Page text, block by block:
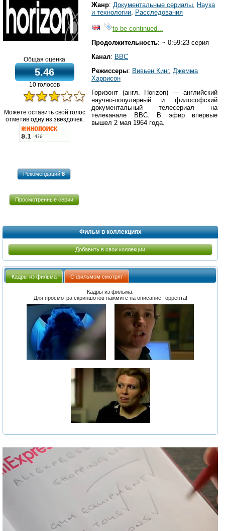
Общая оценка
5.46
10 голосов
Можете оставить свой голос
отметив одну из звездочек.
Рекомендаций8
Просмотренные серии
Жанр: Документальные сериалы Наука
и технологии Расследования
to be continued...
Продолжительность: ~ 0:59:23 серия
Канал: BBC
Режиссеры: Вивьен Кинг, Джемма
Харрисон
Горизонт (англ. Horizon) — английский
научно-популярный и философский
документальный телесериал на
телеканале BBC. В эфир впервые
вышел 2 мая 1964 года.
Фильм в коллекциях
Добавить в свои коллекции
Кадры из фильма С фильмом смотрят
Кадры из фильма.
Для просмотра скриншотов нажмите на описание торрента!